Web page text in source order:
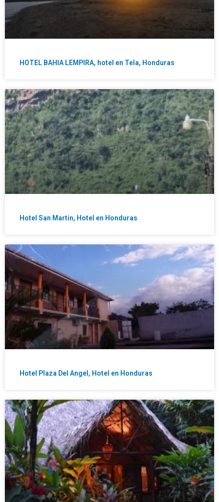
HOTEL BAHIA LEMPIRA, hotel en Tela, Honduras
Hotel San Martin, Hotel en Honduras
Hotel Plaza Del Angel, Hotel en Honduras